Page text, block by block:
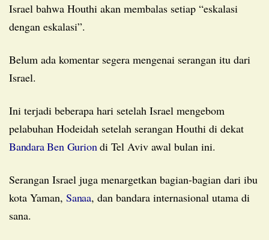
Israel bahwa Houthi akan membalas setiap “eskalasi
dengan eskalasi”.
Belum ada komentar segera mengenai serangan itu dari
Israel.
Ini terjadi beberapa hari setelah Israel mengebom
pelabuhan Hodeidah setelah serangan Houthi di dekat
Bandara Ben Gurion di Tel Aviv awal bulan ini.
Serangan Israel juga menargetkan bagian-bagian dari ibu
kota Yaman, Sanaa, dan bandara internasional utama di
sana.